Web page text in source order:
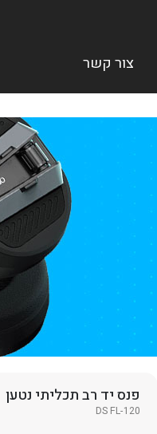
צור קשר
פנס יד רב תכליתי נטען
DS FL-120